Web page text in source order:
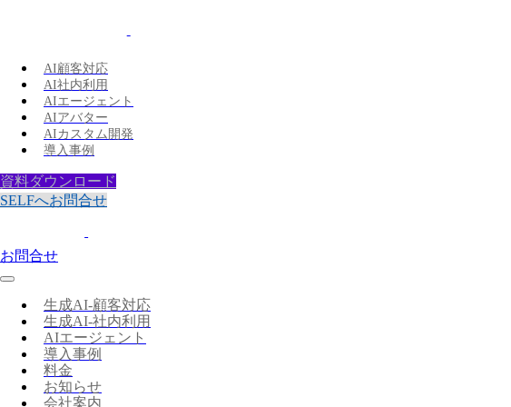
AI顧客対応
AI社内利用
AIエージェント
AIアバター
AIカスタム開発
導入事例
資料ダウンロード
SELFへお問合せ
お問合せ
生成AI-顧客対応
生成AI-社内利用
AIエージェント
導入事例
料金
お知らせ
会社案内